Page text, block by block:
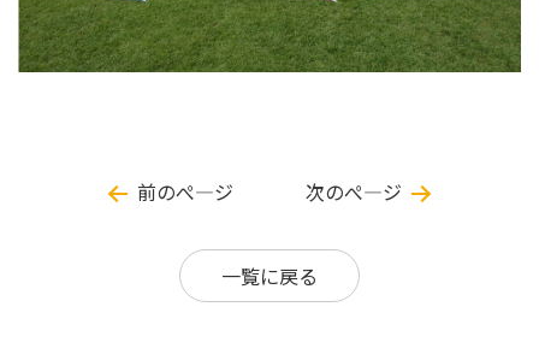
前のぺ―ジ 次のぺ―ジ
一覧に戻る